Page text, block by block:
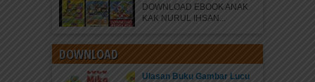
DOWNLOAD EBOOK ANAK
KAK NURUL IHSAN...
DOWNLOAD
Ulasan Buku Gambar Lucu